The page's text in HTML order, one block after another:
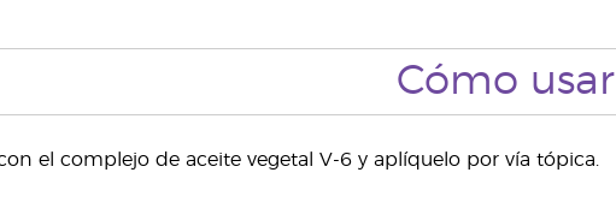
Cómo usar
el complejo de aceite vegetal V-6 y aplíquelo por vía tópica.